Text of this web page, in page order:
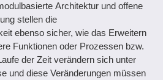
Architektur und offene
stellen die
ebenso sicher, wie das Erweitern
Funktionen oder Prozessen bzw.
der Zeit verändern sich unter
und diese Veränderungen müssen